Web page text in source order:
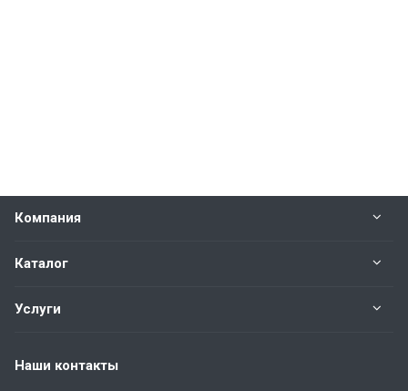
Компания
Каталог
Услуги
Наши контакты